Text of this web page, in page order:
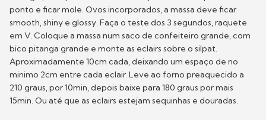
ponto e ficar mole. Ovos incorporados, a massa deve ficar
smooth, shiny e glossy. Faça o teste dos 3 segundos, raquete
em V. Coloque a massa num saco de confeiteiro grande, com
bico pitanga grande e monte as eclairs sobre o silpat.
Aproximadamente 10cm cada, deixando um espaço de no
minimo 2cm entre cada eclair. Leve ao forno preaquecido a
210 graus, por 10min, depois baixe para 180 graus por mais
15min. Ou até que as eclairs estejam sequinhas e douradas.